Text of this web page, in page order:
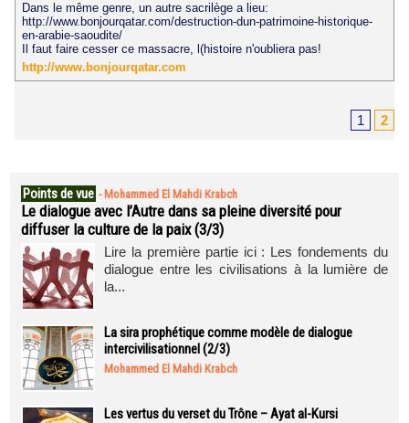
Dans le même genre, un autre sacrilège a lieu:
http://www.bonjourqatar.com/destruction-dun-patrimoine-historique-
en-arabie-saoudite/
Il faut faire cesser ce massacre, l(histoire n'oubliera pas!
http://www.bonjourqatar.com
1 2
Points de vue - Mohammed El Mahdi Krabch
Le dialogue avec l’Autre dans sa pleine diversité pour
diffuser la culture de la paix (3/3)
Lire la première partie ici : Les fondements du
dialogue entre les civilisations à la lumière de
la...
La sira prophétique comme modèle de dialogue
intercivilisationnel (2/3)
Mohammed El Mahdi Krabch
Les vertus du verset du Trône – Ayat al-Kursi